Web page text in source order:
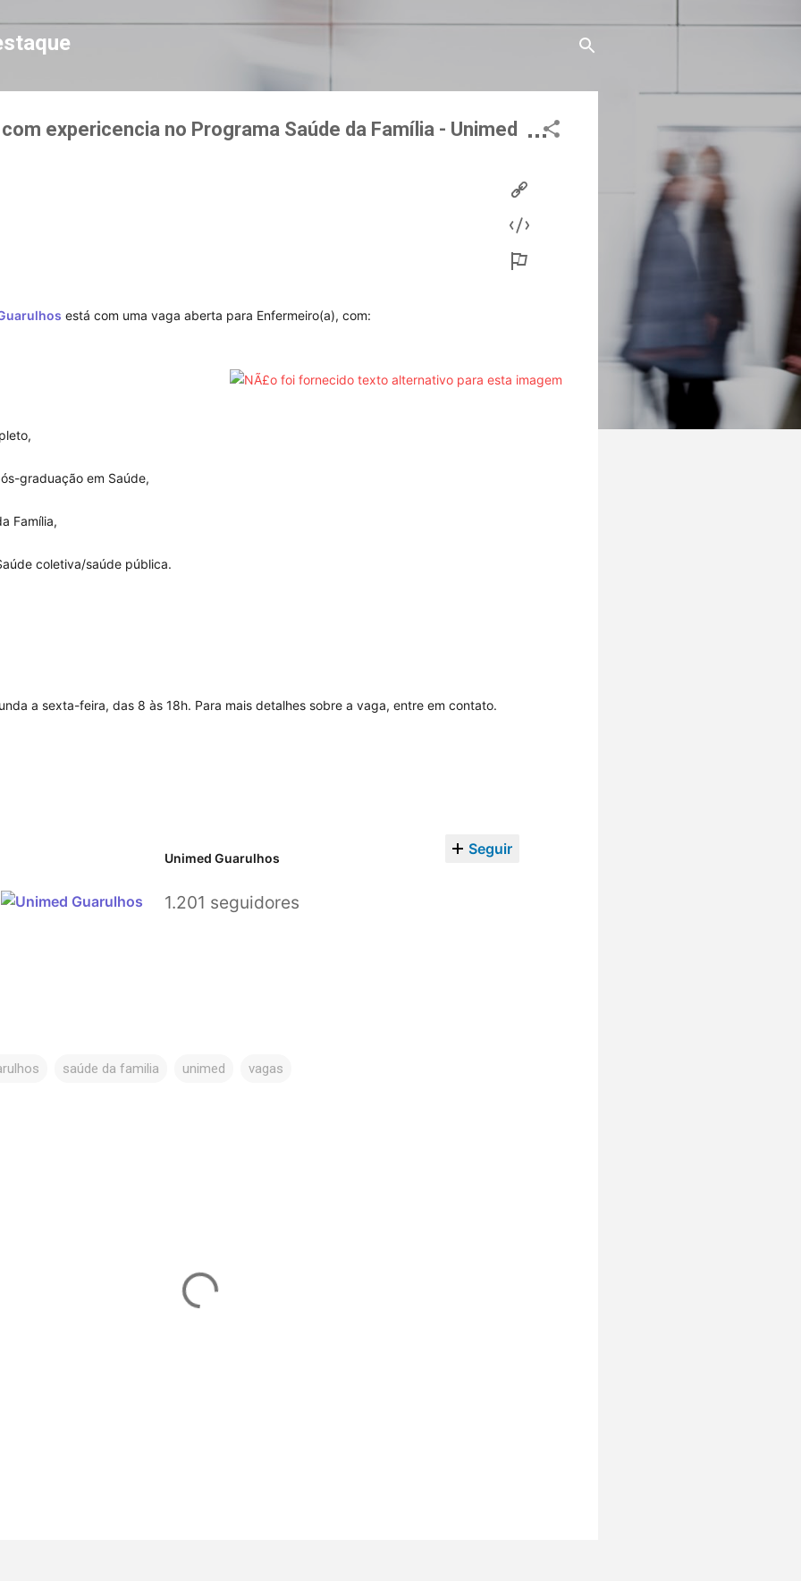
Pular para o conteúdo principal
expericencia no Programa Saúde da Família - Unimed
está com uma vaga aberta para Enfermeiro(a), com:
graduação em Saúde,
Família,
coletiva/saúde pública.
a sexta-feira, das 8 às 18h. Para mais detalhes sobre a vaga, entre em contato.
Unimed Guarulhos
1.201 seguidores
Seguir
saúde da familia unimed vagas